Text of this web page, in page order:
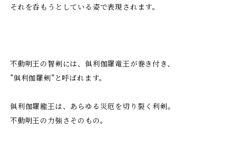
それを呑もうとしている姿で表現されます。
不動明王の智剣には、俱利伽羅竜王が巻き付き、
”俱利伽羅剣”と呼ばれます。
俱利伽羅龍王は、あらゆる災厄を切り裂く利剣。
不動明王の力強さそのもの。